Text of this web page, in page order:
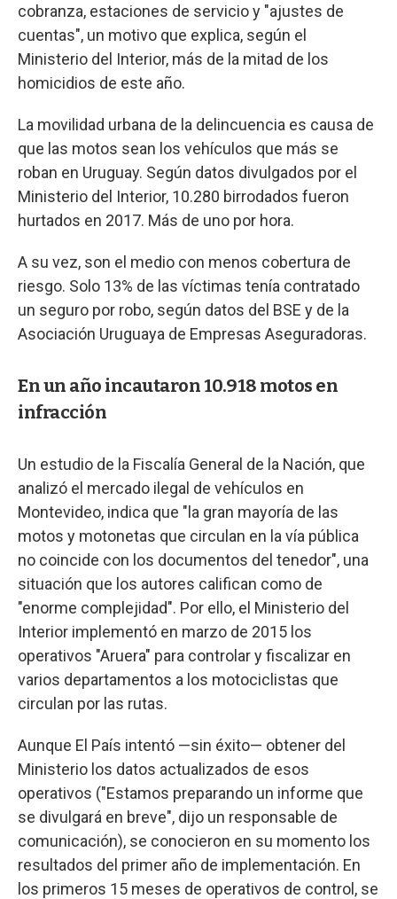
cobranza, estaciones de servicio y "ajustes de
cuentas", un motivo que explica, según el
Ministerio del Interior, más de la mitad de los
homicidios de este año.
La movilidad urbana de la delincuencia es causa de
que las motos sean los vehículos que más se
roban en Uruguay. Según datos divulgados por el
Ministerio del Interior, 10.280 birrodados fueron
hurtados en 2017. Más de uno por hora.
A su vez, son el medio con menos cobertura de
riesgo. Solo 13% de las víctimas tenía contratado
un seguro por robo, según datos del BSE y de la
Asociación Uruguaya de Empresas Aseguradoras.
En un año incautaron 10.918 motos en
infracción
Un estudio de la Fiscalía General de la Nación, que
analizó el mercado ilegal de vehículos en
Montevideo, indica que "la gran mayoría de las
motos y motonetas que circulan en la vía pública
no coincide con los documentos del tenedor", una
situación que los autores califican como de
"enorme complejidad". Por ello, el Ministerio del
Interior implementó en marzo de 2015 los
operativos "Aruera" para controlar y fiscalizar en
varios departamentos a los motociclistas que
circulan por las rutas.
Aunque El País intentó —sin éxito— obtener del
Ministerio los datos actualizados de esos
operativos ("Estamos preparando un informe que
se divulgará en breve", dijo un responsable de
comunicación), se conocieron en su momento los
resultados del primer año de implementación. En
los primeros 15 meses de operativos de control, se